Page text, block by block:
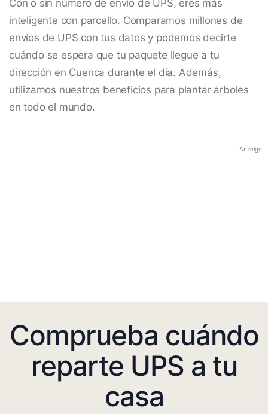
Con o sin número de envío de UPS, eres más
inteligente con parcello. Comparamos millones de
envíos de UPS con tus datos y podemos decirte
cuándo se espera que tu paquete llegue a tu
dirección en Cuenca durante el día. Además,
utilizamos nuestros beneficios para plantar árboles
en todo el mundo.
Anzeige
Comprueba cuándo
reparte UPS a tu
casa